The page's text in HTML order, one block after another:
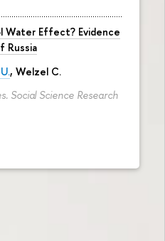
Water Effect? Evidence
Russia
, Welzel C.
Social Science Research